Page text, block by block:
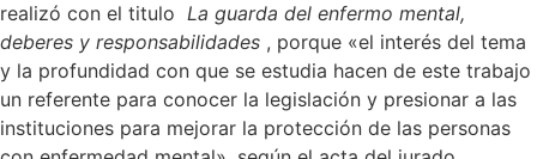
realizó con el titulo La guarda del enfermo mental,
deberes y responsabilidades , porque «el interés del tema
y la profundidad con que se estudia hacen de este trabajo
un referente para conocer la legislación y presionar a las
instituciones para mejorar la protección de las personas